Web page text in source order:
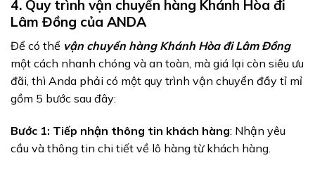
4. Quy trình vận chuyển hàng Khánh Hòa đi
Lâm Đồng của ANDA
Để có thể vận chuyển hàng Khánh Hòa đi Lâm Đồng
một cách nhanh chóng và an toàn, mà giá lại còn siêu ưu
đãi, thì Anda phải có một quy trình vận chuyển đầy tỉ mỉ
gồm 5 bước sau đây:
Bước 1: Tiếp nhận thông tin khách hàng: Nhận yêu
cầu và thông tin chi tiết về lô hàng từ khách hàng.